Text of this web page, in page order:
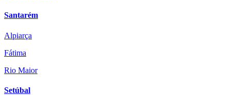
Santarém
Alpiarça
Fátima
Rio Maior
Setúbal